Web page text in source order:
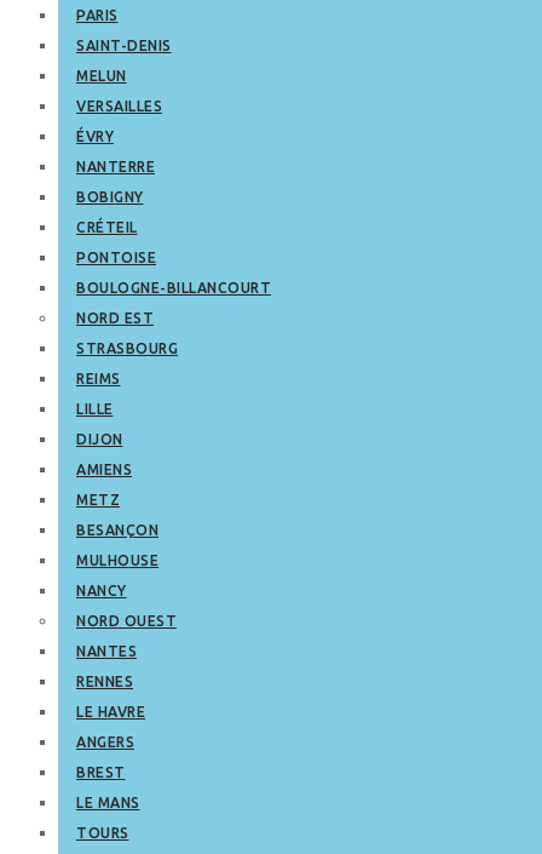
PARIS
SAINT-DENIS
MELUN
VERSAILLES
ÉVRY
NANTERRE
BOBIGNY
CRÉTEIL
PONTOISE
BOULOGNE-BILLANCOURT
NORD EST
STRASBOURG
REIMS
LILLE
DIJON
AMIENS
METZ
BESANÇON
MULHOUSE
NANCY
NORD OUEST
NANTES
RENNES
LE HAVRE
ANGERS
BREST
LE MANS
TOURS